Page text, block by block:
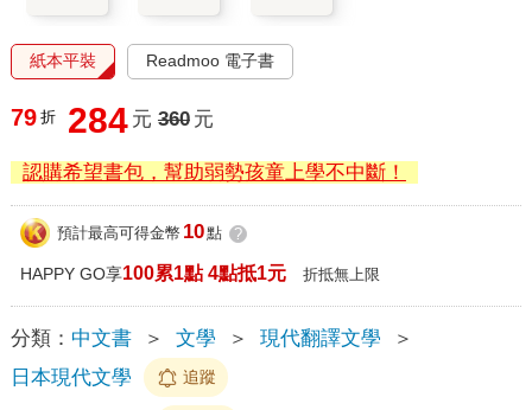
紙本平裝 Readmoo 電子書
79 折 284 元 360 元
認購希望書包，幫助弱勢孩童上學不中斷！
預計最高可得金幣 10點 ?
HAPPY GO享100累1點 4點抵1元 折抵無上限
分類： 中文書 ＞ 文學 ＞ 現代翻譯文學
＞
日本現代文學
追蹤